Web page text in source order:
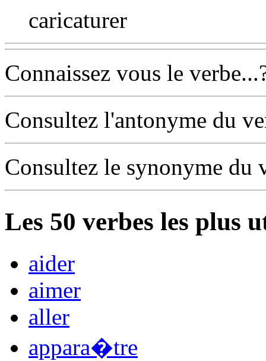
caricaturer
Connaissez vous le
Consultez l'antonyme du
Consultez le synonyme du
Les 50 verbes les plus
aider
aimer
aller
appara�tre